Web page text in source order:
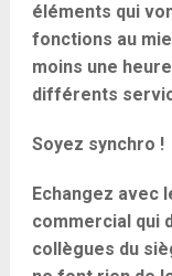
éléments qui
fonctions au
moins une
différents
Soyez synchro !
Echangez avec
commercial qui
collègues du